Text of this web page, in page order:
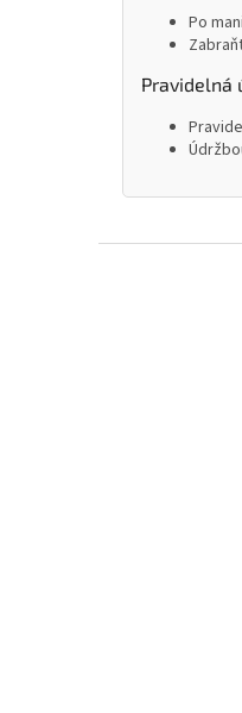
Po
Pravidelná